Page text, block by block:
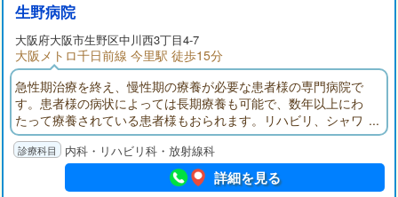
生野病院
大阪府大阪市生野区中川西3丁目4-7
大阪メトロ千日前線 今里駅 徒歩15分
急性期治療を終え、慢性期の療養が必要な患者様の専門病院で
す。患者様の病状によっては長期療養も可能で、数年以上にわ
たって療養されている患者様もおられます。リハビリ、シャワ
ー浴などのケアも行います。当院には、人工呼吸器を使用中の
患者様も多数入院されておられます。人工呼吸器を使用中で転
院先をお探しの方や、在宅中の方もお気軽にご相談ください。
院内レクリエーションも催しています。
内科・リハビリ科・放射線科
詳細を見る